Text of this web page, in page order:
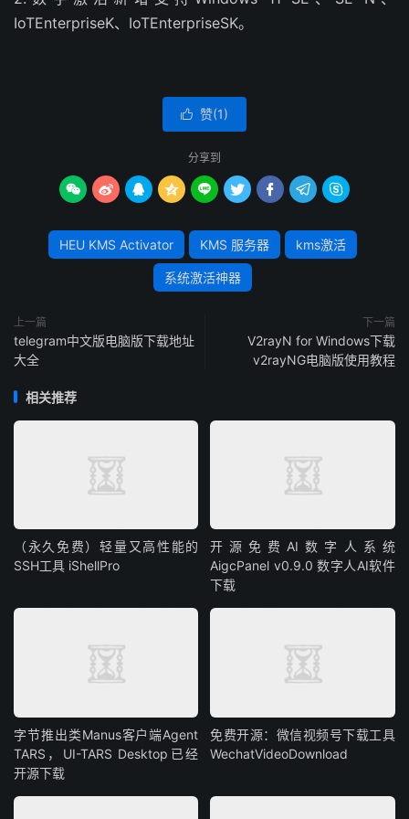
IoTEnterpriseK、IoTEnterpriseSK。
 赞(1)
分享到
        
HEU KMS Activator KMS 服务器 kms激活
系统激活神器
上一篇
telegram中文版电脑版下载地址
大全
下一篇
V2rayN for Windows下载
v2rayNG电脑版使用教程
相关推荐
（永久免费）轻量又高性能的
SSH工具 iShellPro
开源免费AI数字人系统
AigcPanel v0.9.0 数字人AI软件
下载
字节推出类Manus客户端Agent
TARS，UI-TARS Desktop已经
开源下载
免费开源：微信视频号下载工具
WechatVideoDownload